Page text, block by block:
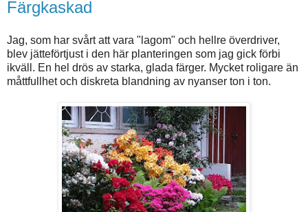
Färgkaskad
Jag, som har svårt att vara "lagom" och hellre överdriver,
blev jätteförtjust i den här planteringen som jag gick förbi
ikväll. En hel drös av starka, glada färger. Mycket roligare än
måttfullhet och diskreta blandning av nyanser ton i ton.